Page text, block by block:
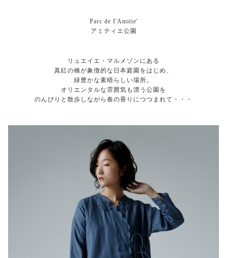
Parc de I'Amitie'
アミティエ公園
リュエイエ・マルメゾンにある
真紅の橋が象徴的な日本庭園をはじめ、
緑豊かな素晴らしい場所。
オリエンタルな雰囲気も漂う公園を
のんびりと散歩しながら春の香りにつつまれて・・・